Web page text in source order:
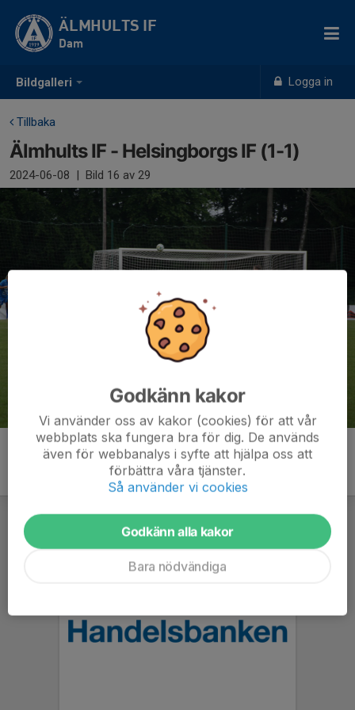
Bildgalleri Logga in
ÄLMHULTS IF
Dam
Tillbaka
Älmhults IF - Helsingborgs IF (1-1)
2024-06-08 | Bild 16 av 29
Godkänn kakor
Vi använder oss av kakor (cookies) för att vår
webbplats ska fungera bra för dig. De används
även för webbanalys i syfte att hjälpa oss att
förbättra våra tjänster.
Så använder vi cookies
Godkänn alla kakor
Bara nödvändiga